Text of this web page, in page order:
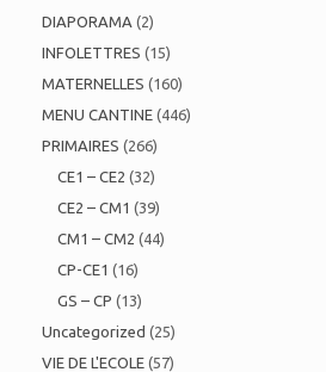
DIAPORAMA (2)
INFOLETTRES (15)
MATERNELLES (160)
MENU CANTINE (446)
PRIMAIRES (266)
CE1 – CE2 (32)
CE2 – CM1 (39)
CM1 – CM2 (44)
CP-CE1 (16)
GS – CP (13)
Uncategorized (25)
VIE DE L'ECOLE (57)